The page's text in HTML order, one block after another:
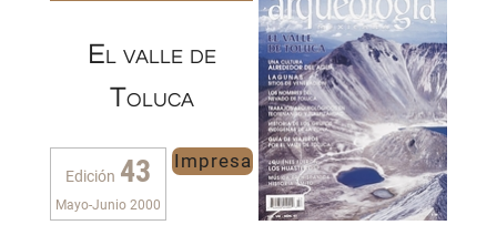
El valle de
Toluca
Edición 43
Mayo-Junio 2000
Impresa